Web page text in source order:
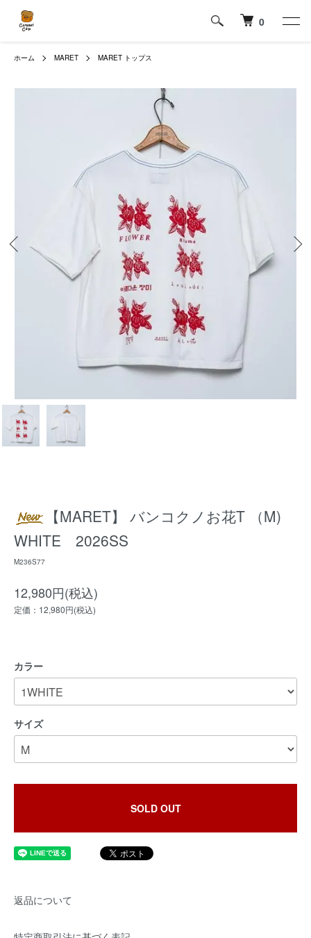
0
ホーム MARET MARET トップス
【MARET】 バンコクノお花T （M)
WHITE 2026SS
M236S77
12,980円(税込)
定価：12,980円(税込)
カラー
サイズ
SOLD OUT
返品について